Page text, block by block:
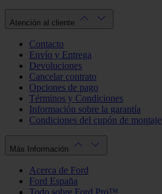
Atención al cliente
Contacto
Envío y Entrega
Devoluciones
Cancelar contrato
Opciones de pago
Términos y Condiciones
Información sobre la garantía
Condiciones del cupón de montaje
Más Información
Acerca de Ford
Ford España